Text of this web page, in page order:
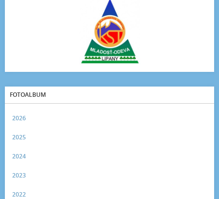
FOTOALBUM
2026
2025
2024
2023
2022